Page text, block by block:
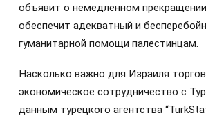
объявит о немедленном прекращении
обеспечит адекватный и
гуманитарной помощи палестинцам.
Насколько важно для Израиля
экономическое сотрудничество с
данным турецкого агентства